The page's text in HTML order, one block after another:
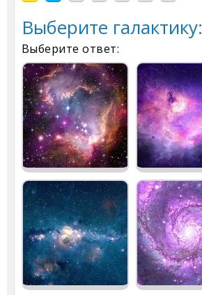
Выберите галактику:
Выберите ответ: